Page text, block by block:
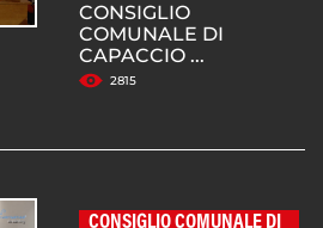
CONSIGLIO
COMUNALE DI
CAPACCIO ...
2815
CONSIGLIO COMUNALE DI